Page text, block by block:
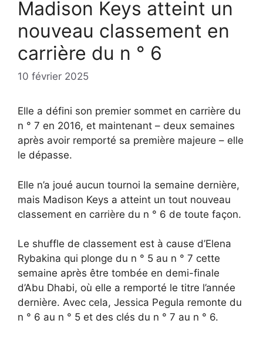
Madison Keys atteint un
nouveau classement en
carrière du n ° 6
10 février 2025
Elle a défini son premier sommet en carrière du
n ° 7 en 2016, et maintenant – deux semaines
après avoir remporté sa première majeure – elle
le dépasse.
Elle n’a joué aucun tournoi la semaine dernière,
mais Madison Keys a atteint un tout nouveau
classement en carrière du n ° 6 de toute façon.
Le shuffle de classement est à cause d’Elena
Rybakina qui plonge du n ° 5 au n ° 7 cette
semaine après être tombée en demi-finale
d’Abu Dhabi, où elle a remporté le titre l’année
dernière. Avec cela, Jessica Pegula remonte du
n ° 6 au n ° 5 et des clés du n ° 7 au n ° 6.